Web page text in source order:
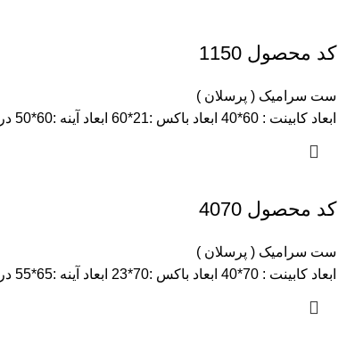
کد محصول 1150
ست سرامیک ( پرسلان )
ابعاد کابینت : 60*40 ابعاد باکس :21*60 ابعاد آینه :60*50 در رنگبندی و سایز های مختلف.
کد محصول 4070
ست سرامیک ( پرسلان )
ابعاد کابینت : 70*40 ابعاد باکس :70*23 ابعاد آینه :65*55 در رنگبندی و سایز های مختلف.